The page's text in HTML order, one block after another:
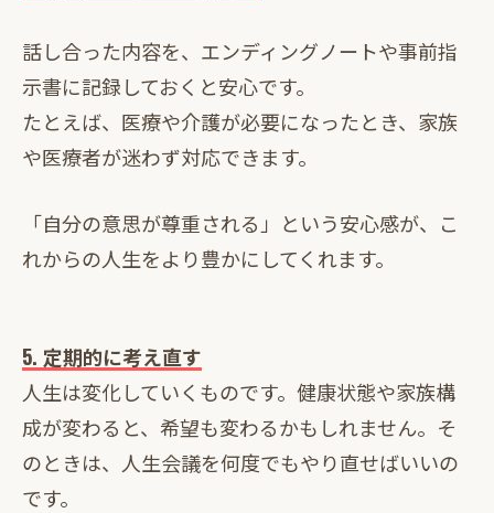
話し合った内容を、エンディングノートや事前指
示書に記録しておくと安心です。
たとえば、医療や介護が必要になったとき、家族
や医療者が迷わず対応できます。
「自分の意思が尊重される」という安心感が、こ
れからの人生をより豊かにしてくれます。
5. 定期的に考え直す
人生は変化していくものです。健康状態や家族構
成が変わると、希望も変わるかもしれません。そ
のときは、人生会議を何度でもやり直せばいいの
です。